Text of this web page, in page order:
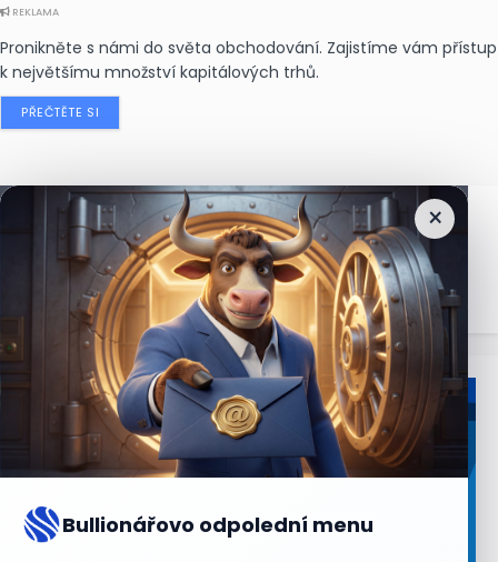
REKLAMA
Pronikněte s námi do světa obchodování. Zajistíme vám přístup
k největšímu množství kapitálových trhů.
PŘEČTĚTE SI
×
Bullionářovo odpolední menu
Nejčtenějšízprávy